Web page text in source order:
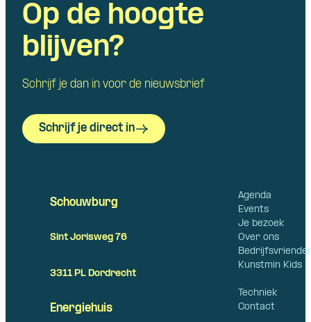
Op de hoogte
blijven?
Schrijf je dan in voor de nieuwsbrief
Schrijf je direct in
Agenda
Events
Je bezoek
Over ons
Kunstmin Kids
Techniek
Contact
Schouwburg
Sint Jorisweg 76
3311 PL Dordrecht
Energiehuis